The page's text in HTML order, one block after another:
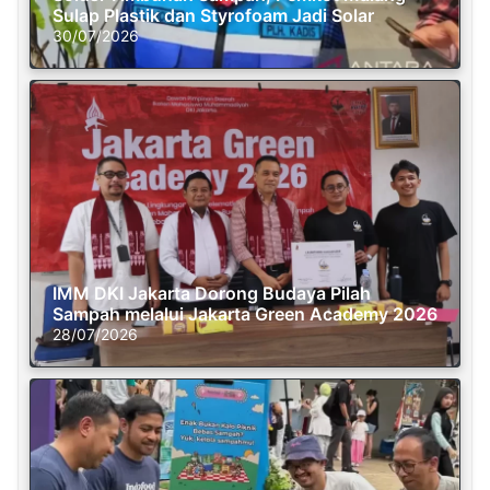
Sulap Plastik dan Styrofoam Jadi Solar
30/07/2026
IMM DKI Jakarta Dorong Budaya Pilah
Sampah melalui Jakarta Green Academy 2026
28/07/2026